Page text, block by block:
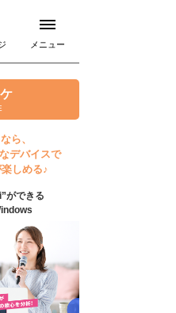
メニュー
ら、
デバイスで
しめる♪
ができる